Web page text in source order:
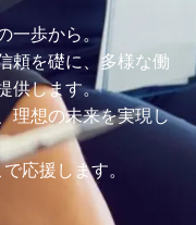
一歩から。
頼を礎に、多様な働
供します。
理想の未来を実現し
応援します。